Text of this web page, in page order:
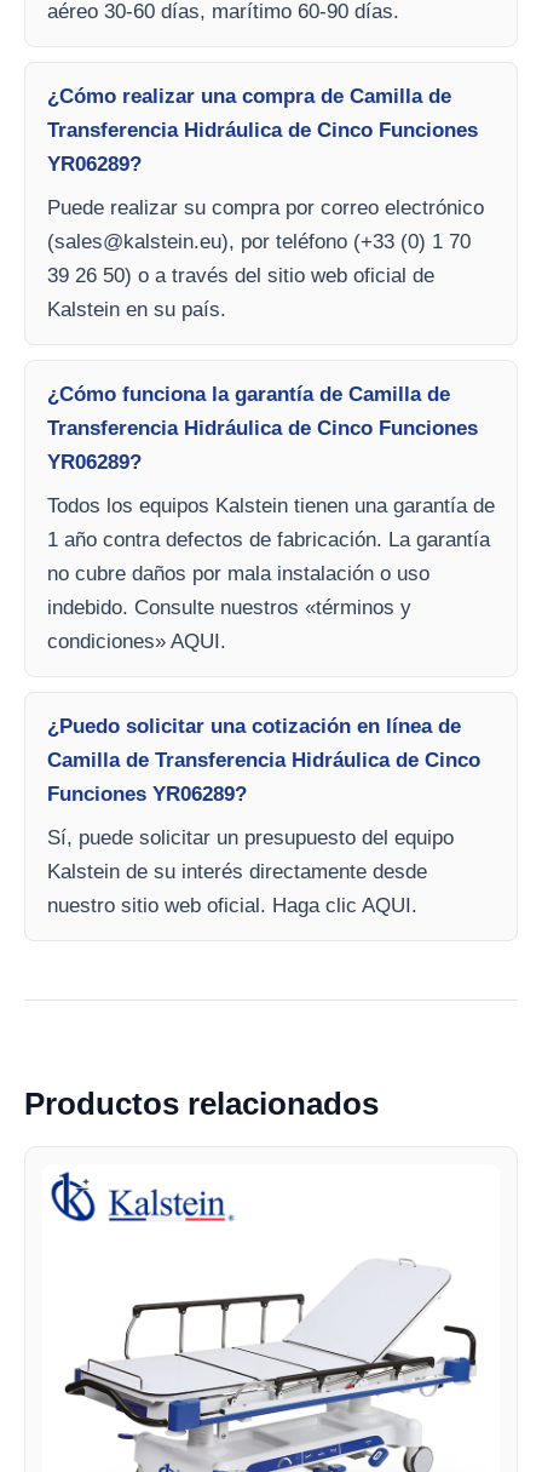
aéreo 30-60 días, marítimo 60-90 días.
¿Cómo realizar una compra de Camilla de
Transferencia Hidráulica de Cinco Funciones
YR06289?
Puede realizar su compra por correo electrónico
(sales@kalstein.eu), por teléfono (+33 (0) 1 70
39 26 50) o a través del sitio web oficial de
Kalstein en su país.
¿Cómo funciona la garantía de Camilla de
Transferencia Hidráulica de Cinco Funciones
YR06289?
Todos los equipos Kalstein tienen una garantía de
1 año contra defectos de fabricación. La garantía
no cubre daños por mala instalación o uso
indebido. Consulte nuestros «términos y
condiciones» AQUI.
¿Puedo solicitar una cotización en línea de
Camilla de Transferencia Hidráulica de Cinco
Funciones YR06289?
Sí, puede solicitar un presupuesto del equipo
Kalstein de su interés directamente desde
nuestro sitio web oficial. Haga clic AQUI.
Productos relacionados